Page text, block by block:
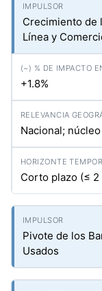
Crecimiento de
Línea y
+1.8%
Nacional;
Corto plazo (≤ 2
Pivote de los
Usados